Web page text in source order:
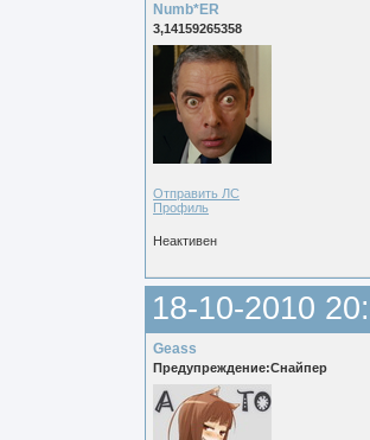
Numb*ER
3,14159265358
Отправить ЛС
Профиль
Неактивен
18-10-2010
Geass
Предупреждение:Снайпер